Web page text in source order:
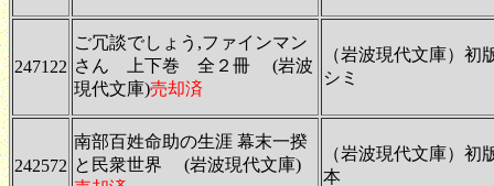
247122
ご冗談でしょう,ファインマン
さん 上下巻 全２冊 (岩波
現代文庫)売却済
（岩波現代文庫）初
シミ
242572
南部百姓命助の生涯 幕末一揆
と民衆世界 (岩波現代文庫)
（岩波現代文庫）初
本